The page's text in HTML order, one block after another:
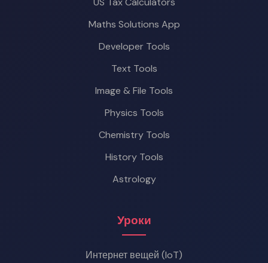
Maths Solutions App
Developer Tools
Text Tools
Image & File Tools
Physics Tools
Chemistry Tools
History Tools
Astrology
Уроки
Интернет вещей (IoT)